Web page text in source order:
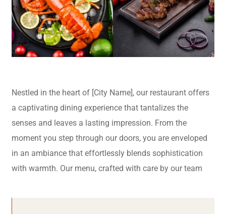
Nestled in the heart of [City Name], our restaurant offers
a captivating dining experience that tantalizes the
senses and leaves a lasting impression. From the
moment you step through our doors, you are enveloped
in an ambiance that effortlessly blends sophistication
with warmth. Our menu, crafted with care by our team